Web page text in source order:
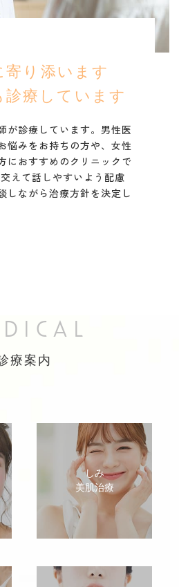
寄り添います
診療しています
が診療しています。男性医
悩みをお持ちの方や、女性
におすすめのクリニックで
えて話しやすいよう配慮
しながら治療方針を決定し
療案内
しみ
美肌治療